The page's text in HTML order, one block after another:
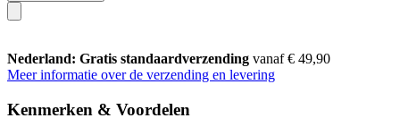
Nederland: Gratis standaardverzending vanaf € 49,90
Meer informatie over de verzending en levering
Kenmerken & Voordelen